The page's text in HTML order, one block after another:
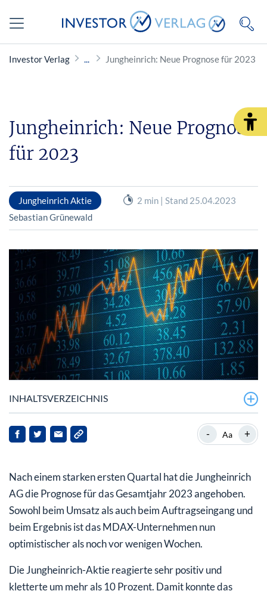
Investor Verlag Jungheinrich: Neue Prognose für 2023
Jungheinrich: Neue Prognose
für 2023
Jungheinrich Aktie
2 min | Stand 25.04.2023
Sebastian Grünewald
INHALTSVERZEICHNIS
Jungheinrich mit überzeugendem Auftaktquartal und
erhöhter Prognose
- Aa +
Nach einem starken ersten Quartal hat die Jungheinrich
AG die Prognose für das Gesamtjahr 2023 angehoben.
Sowohl beim Umsatz als auch beim Auftragseingang und
beim Ergebnis ist das MDAX-Unternehmen nun
optimistischer als noch vor wenigen Wochen.
Die Jungheinrich-Aktie reagierte sehr positiv und
kletterte um mehr als 10 Prozent. Damit konnte das